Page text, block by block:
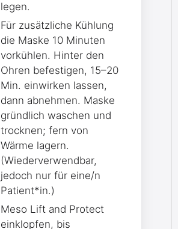
legen.
Für zusätzliche Kühlung
die Maske 10 Minuten
vorkühlen. Hinter den
Ohren befestigen, 15–20
Min. einwirken lassen,
dann abnehmen. Maske
gründlich waschen und
trocknen; fern von
Wärme lagern.
(Wiederverwendbar,
jedoch nur für eine/n
Patient*in.)
Meso Lift and Protect
einklopfen, bis